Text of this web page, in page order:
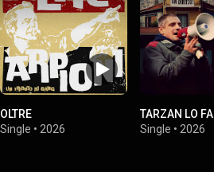
OLTRE
Single • 2026
TARZAN LO FA
Single • 2026